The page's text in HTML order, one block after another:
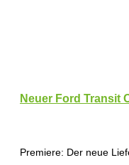
Neuer Ford Transit
Premiere: Der neue